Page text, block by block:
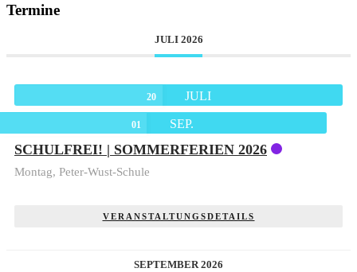
Termine
JULI 2026
20 JULI
01 SEP.
SCHULFREI! | SOMMERFERIEN 2026
Montag, Peter-Wust-Schule
VERANSTALTUNGSDETAILS
SEPTEMBER 2026